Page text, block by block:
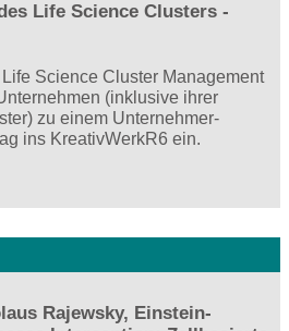
Life Science Clusters -
Science Cluster Management
(inklusive ihrer
zu einem Unternehmer-
ins KreativWerkR6 ein.
Rajewsky, Einstein-